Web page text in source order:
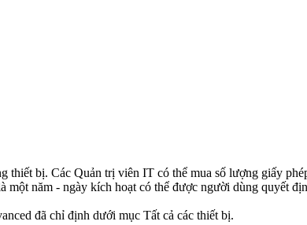
thiết bị. Các Quản trị viên IT có thể mua số lượng giấy
một năm - ngày kích hoạt có thể được người dùng quyết
đã chỉ định dưới mục Tất cả các thiết bị.